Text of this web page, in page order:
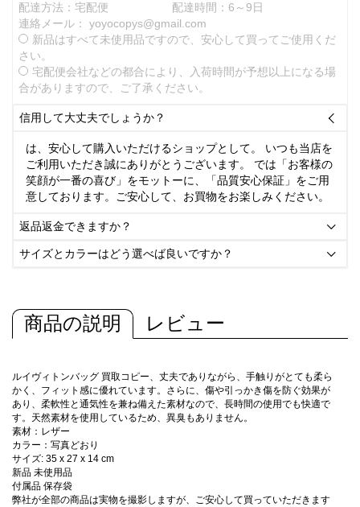
配達方法：宅配便
配達時間：6～9日
連絡メール： yoyocopys@gmail.com
新品はすべて未使用品ですので、安心して買ってご使用くだ
さい。
宅配便会社などの都合により、入荷時間が予想以上になる場
合がありますので、ご了承ください。
信用して大丈夫でしょうか？ 
は、安心して購入いただけるショップとして。 いつも当店を
ご利用いただき誠にありがとうございます。 では「お客様の
笑顔が一番の喜び」をモットーに、「品質安心保証」をご用
意しております。ご安心して、お買物をお楽しみください。
返品返金できますか？ 
サイズとカラーはどう選べば良いですか？ 
商品の説明 レビュー
ルイヴィトンバッグ 買取コピー、丈夫でありながら、手触りがとても柔ら
かく、フィット感に優れています。さらに、傷や引っかき傷を防ぐ効果が
あり、柔軟性と通気性を兼ね備えた素材なので、長時間の使用でも快適で
す。天然素材を使用しているため、異臭もありません。
素材：レザー
カラー：写真どおり
サイズ: 35 x 27 x 14 cm
新品 未使用品
付属品 保存袋
弊社が全部の商品は実物を撮影しますが、ご安心して買っていただきます